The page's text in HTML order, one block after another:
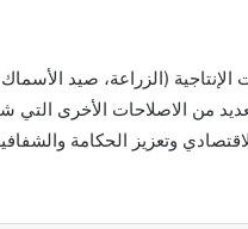
(الزراعة، صيد
من الاصلاحات الأخرى التي
وتعزيز الحكامة